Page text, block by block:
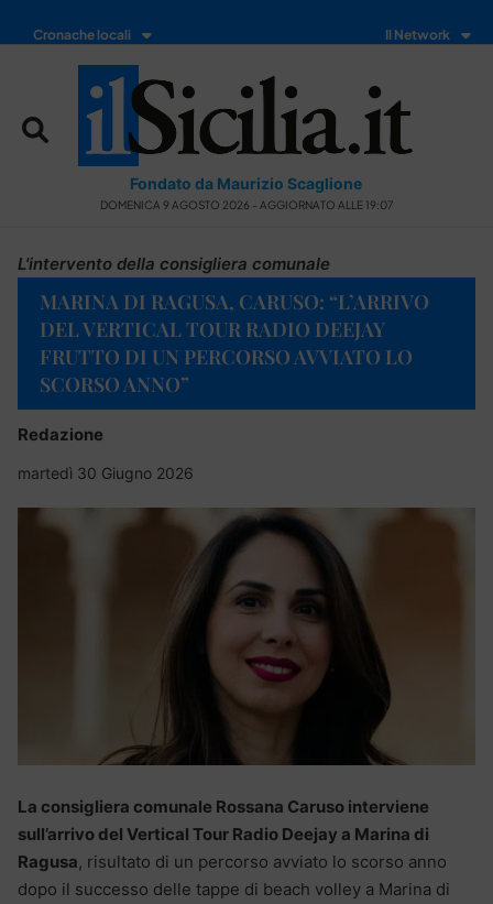
Cronache locali Il Network
Fondato da Maurizio Scaglione
DOMENICA 9 AGOSTO 2026 - AGGIORNATO ALLE 19:07
L'intervento della consigliera comunale
MARINA DI RAGUSA, CARUSO: “L’ARRIVO
DEL VERTICAL TOUR RADIO DEEJAY
FRUTTO DI UN PERCORSO AVVIATO LO
SCORSO ANNO”
Redazione
martedì 30 Giugno 2026
La consigliera comunale Rossana Caruso interviene
sull’arrivo del Vertical Tour Radio Deejay a Marina di
Ragusa, risultato di un percorso avviato lo scorso anno
dopo il successo delle tappe di beach volley a Marina di